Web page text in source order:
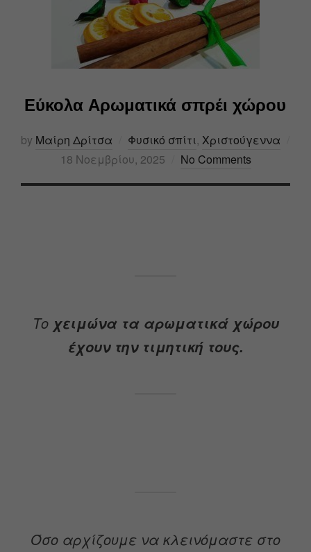
Εύκολα Αρωματικά σπρέι χώρου
by Μαίρη Δρίτσα Φυσικό σπίτι, Χριστούγεννα
18 Νοεμβρίου, 2025
No Comments
Τοχειμώνα τα αρωματικά χώρου
έχουν την τιμητική τους.
Όσο αρχίζουμε να κλεινόμαστε στο